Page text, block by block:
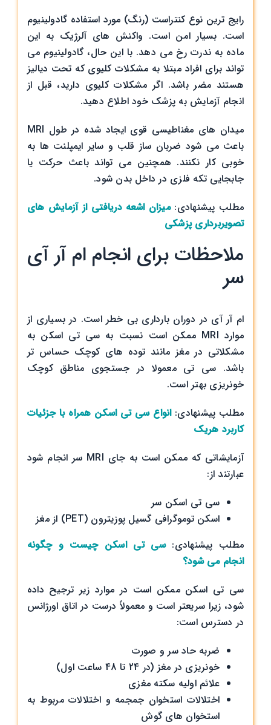
رایج ترین نوع کنتراست (رنگ) مورد استفاده گادولینیوم
است. بسیار امن است. واکنش های آلرژیک به این
ماده به ندرت رخ می دهد. با این حال، گادولینیوم می
تواند برای افراد مبتلا به مشکلات کلیوی که تحت دیالیز
هستند مضر باشد. اگر مشکلات کلیوی دارید، قبل از
انجام آزمایش به پزشک خود اطلاع دهید.
میدان های مغناطیسی قوی ایجاد شده در طول MRI
باعث می شود ضربان ساز قلب و سایر ایمپلنت ها به
خوبی کار نکنند. همچنین می تواند باعث حرکت یا
جابجایی تکه فلزی در داخل بدن شود.
مطلب پیشنهادی:میزان اشعه دریافتی از آزمایش های
تصویربرداری پزشکی
ملاحظات برای انجام ام آر آی
سر
ام آر آی در دوران بارداری بی خطر است. در بسیاری از
موارد MRI ممکن است نسبت به سی تی اسکن به
مشکلاتی در مغز مانند توده های کوچک حساس تر
باشد. سی تی معمولا در جستجوی مناطق کوچک
خونریزی بهتر است.
مطلب پیشنهادی:انواع سی تی اسکن همراه با جزئیات
کاربرد هریک
آزمایشاتی که ممکن است به جای MRI سر انجام شود
عبارتند از:
سی تی اسکن سر
اسکن توموگرافی گسیل پوزیترون (PET) از مغز
مطلب پیشنهادی:سی تی اسکن چیست و چگونه
انجام می شود؟
سی تی اسکن ممکن است در موارد زیر ترجیح داده
شود، زیرا سریعتر است و معمولاً درست در اتاق اورژانس
در دسترس است:
ضربه حاد سر و صورت
خونریزی در مغز (در 24 تا 48 ساعت اول)
علائم اولیه سکته مغزی
اختلالات استخوان جمجمه و اختلالات مربوط به
استخوان های گوش